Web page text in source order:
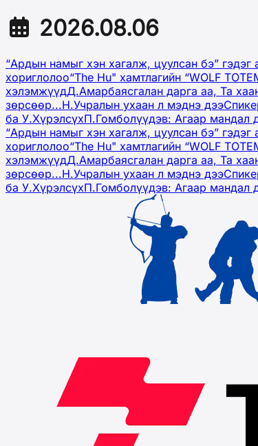
2026.08.06
“Ардын намыг хэн хагалж, цуулсан бэ”
хориглолоо“The Hu" хамтлагийн “WOLF
хэлэмжүүдД.Амарбаясгалан дарга аа, Та
зөрсөөр...Н.Учралын ухаан л мэднэ дээ
ба У.ХүрэлсүхП.Гомболүүдэв: Агаар мандал
“Ардын намыг хэн хагалж, цуулсан бэ”
хориглолоо“The Hu" хамтлагийн “WOLF
хэлэмжүүдД.Амарбаясгалан дарга аа, Та
зөрсөөр...Н.Учралын ухаан л мэднэ дээ
ба У.ХүрэлсүхП.Гомболүүдэв: Агаар мандал